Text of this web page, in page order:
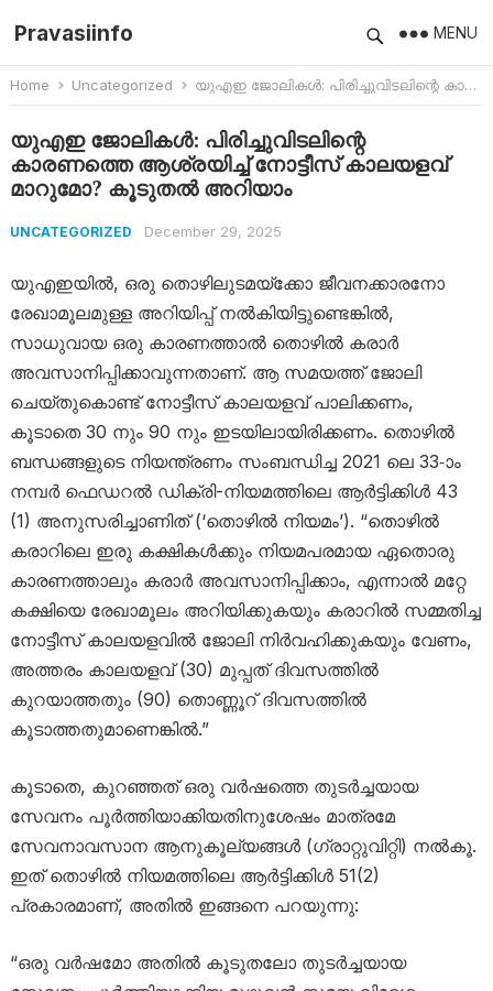
Pravasiinfo MENU
Home Uncategorized യുഎഇ ജോലികൾ: പിരിച്ചുവിടലിന്റെ കാരണത്തെ ആശ്രയിച്ച് നോട്ടീസ് കാലയളവ് മാറുമോ? കൂടുതൽ അറിയാം
യുഎഇ ജോലികൾ: പിരിച്ചുവിടലിന്റെ
കാരണത്തെ ആശ്രയിച്ച് നോട്ടീസ് കാലയളവ്
മാറുമോ? കൂടുതൽ അറിയാം
UNCATEGORIZED December 29, 2025
യുഎഇയിൽ, ഒരു തൊഴിലുടമയ്‌ക്കോ ജീവനക്കാരനോ
രേഖാമൂലമുള്ള അറിയിപ്പ് നൽകിയിട്ടുണ്ടെങ്കിൽ,
സാധുവായ ഒരു കാരണത്താൽ തൊഴിൽ കരാർ
അവസാനിപ്പിക്കാവുന്നതാണ്. ആ സമയത്ത് ജോലി
ചെയ്തുകൊണ്ട് നോട്ടീസ് കാലയളവ് പാലിക്കണം,
കൂടാതെ 30 നും 90 നും ഇടയിലായിരിക്കണം. തൊഴിൽ
ബന്ധങ്ങളുടെ നിയന്ത്രണം സംബന്ധിച്ച 2021 ലെ 33-ാം
നമ്പർ ഫെഡറൽ ഡിക്രി-നിയമത്തിലെ ആർട്ടിക്കിൾ 43
(1) അനുസരിച്ചാണിത് (‘തൊഴിൽ നിയമം’). “തൊഴിൽ
കരാറിലെ ഇരു കക്ഷികൾക്കും നിയമപരമായ ഏതൊരു
കാരണത്താലും കരാർ അവസാനിപ്പിക്കാം, എന്നാൽ മറ്റേ
കക്ഷിയെ രേഖാമൂലം അറിയിക്കുകയും കരാറിൽ സമ്മതിച്ച
നോട്ടീസ് കാലയളവിൽ ജോലി നിർവഹിക്കുകയും വേണം,
അത്തരം കാലയളവ് (30) മുപ്പത് ദിവസത്തിൽ
കുറയാത്തതും (90) തൊണ്ണൂറ് ദിവസത്തിൽ
കൂടാത്തതുമാണെങ്കിൽ.”
കൂടാതെ, കുറഞ്ഞത് ഒരു വർഷത്തെ തുടർച്ചയായ
സേവനം പൂർത്തിയാക്കിയതിനുശേഷം മാത്രമേ
സേവനാവസാന ആനുകൂല്യങ്ങൾ (ഗ്രാറ്റുവിറ്റി) നൽകൂ.
ഇത് തൊഴിൽ നിയമത്തിലെ ആർട്ടിക്കിൾ 51(2)
പ്രകാരമാണ്, അതിൽ ഇങ്ങനെ പറയുന്നു:
“ഒരു വർഷമോ അതിൽ കൂടുതലോ തുടർച്ചയായ